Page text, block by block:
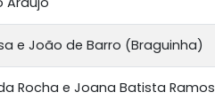
e João de Barro (Braguinha)
Rocha e Joana Batista Ramos